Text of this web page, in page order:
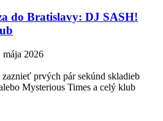
do Bratislavy: DJ SASH!
mája 2026
zaznieť prvých pár sekúnd skladieb
Mysterious Times a celý klub